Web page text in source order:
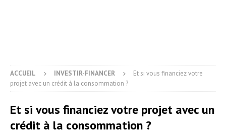
ACCUEIL INVESTIR-FINANCER
Et si vous financiez votre
projet avec un crédit à la consommation ?
Et si vous financiez votre projet avec un
crédit à la consommation ?